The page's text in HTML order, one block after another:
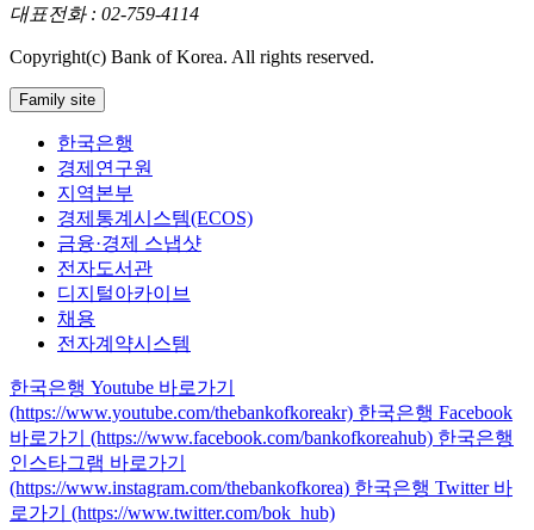
대표전화 : 02-759-4114
Copyright(c) Bank of Korea. All rights reserved.
Family site
한국은행
경제연구원
지역본부
경제통계시스템(ECOS)
금융·경제 스냅샷
전자도서관
디지털아카이브
채용
전자계약시스템
한국은행 Youtube 바로가기
(https://www.youtube.com/thebankofkoreakr) 한국은행 Facebook
바로가기 (https://www.facebook.com/bankofkoreahub) 한국은행
인스타그램 바로가기
(https://www.instagram.com/thebankofkorea) 한국은행 Twitter 바
로가기 (https://www.twitter.com/bok_hub)